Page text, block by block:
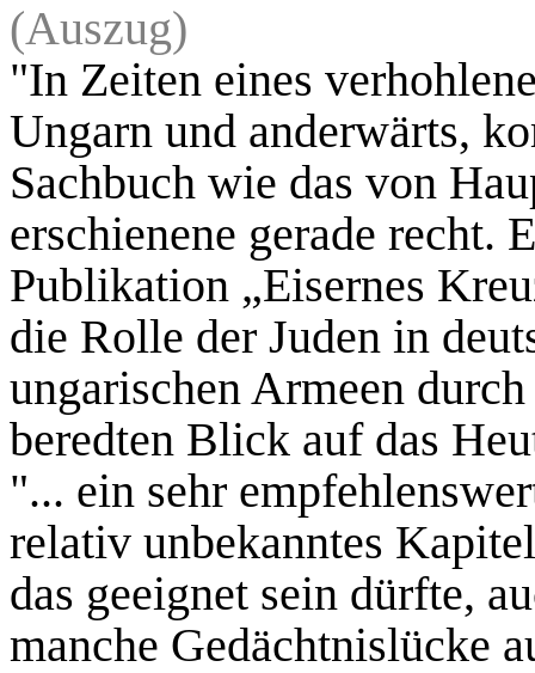
(Auszug)
"In Zeiten eines
Ungarn und anderwärts,
Sachbuch wie das von
erschienene gerade recht.
Publikation „Eisernes
die Rolle der Juden in
ungarischen Armeen
beredten Blick auf das
"... ein sehr
relativ unbekanntes
das geeignet sein dürfte,
manche Gedächtnislücke